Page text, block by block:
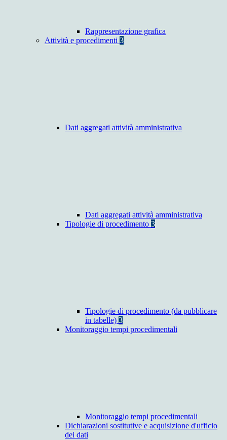
Rappresentazione grafica
Attività e procedimenti 3
Dati aggregati attività amministrativa
Dati aggregati attività amministrativa
Tipologie di procedimento 3
Tipologie di procedimento (da pubblicare
in tabelle) 3
Monitoraggio tempi procedimentali
Monitoraggio tempi procedimentali
Dichiarazioni sostitutive e acquisizione d'ufficio
dei dati